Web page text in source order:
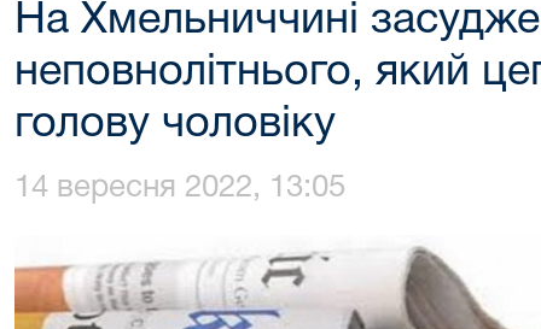
На Хмельниччині
неповнолітнього, який
голову чоловіку
14 вересня 2022, 13:05